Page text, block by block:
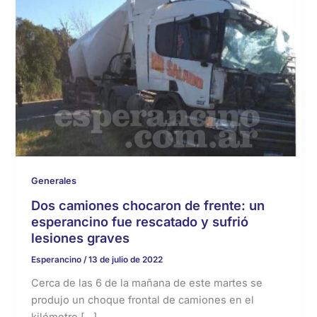
Generales
Dos camiones chocaron de frente: un
esperancino fue rescatado y sufrió
lesiones graves
Esperancino /13 de julio de 2022
Cerca de las 6 de la mañana de este martes se
produjo un choque frontal de camiones en el